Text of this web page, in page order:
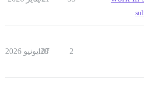
2
107
28 يونيو 2026